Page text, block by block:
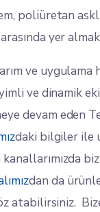
poliüretan
yer
ve uygulama
ve dinamik
devam eden
daki bilgiler ile
dan da
atabilirsiniz.